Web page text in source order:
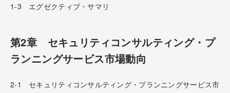
1-3 エグゼクティブ・サマリ
第2章 セキュリティコンサルティング・プ
ランニングサービス市場動向
2-1 セキュリティコンサルティング・プランニングサービス市